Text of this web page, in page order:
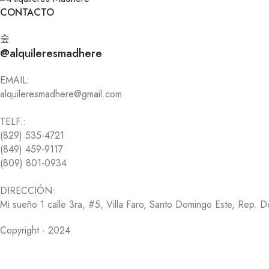
CONTACTO
@alquileresmadhere
EMAIL:
alquileresmadhere@gmail.com
TELF.:
(829) 535-4721
(849) 459-9117
(809) 801-0934
DIRECCIÓN:
Mi sueño 1 calle 3ra, #5, Villa Faro, Santo Domingo Este, Rep.
Copyright - 2024